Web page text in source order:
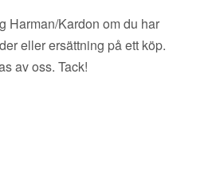
Harman/Kardon om du har
eller ersättning på ett köp.
av oss. Tack!